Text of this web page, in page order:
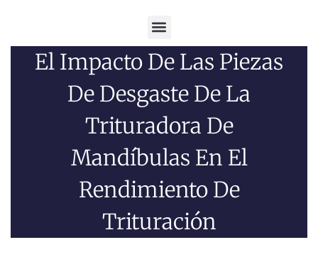
Menú
El Impacto De Las Piezas
De Desgaste De La
Trituradora De
Mandíbulas En El
Rendimiento De
Trituración